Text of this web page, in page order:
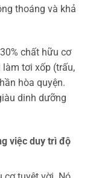
thoáng và khả
chất hữu cơ
làm tơi xốp (trấu,
hòa quyện.
dinh dưỡng
việc duy trì độ